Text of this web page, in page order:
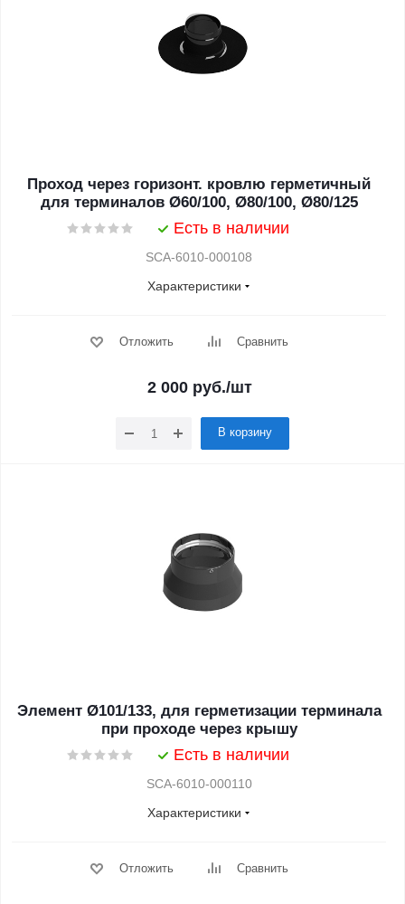
Проход через горизонт. кровлю герметичный
для терминалов Ø60/100, Ø80/100, Ø80/125
Есть в наличии
SCA-6010-000108
Характеристики
Отложить Сравнить
2 000руб./шт
В корзину
Элемент Ø101/133, для герметизации терминала
при проходе через крышу
Есть в наличии
SCA-6010-000110
Характеристики
Отложить Сравнить